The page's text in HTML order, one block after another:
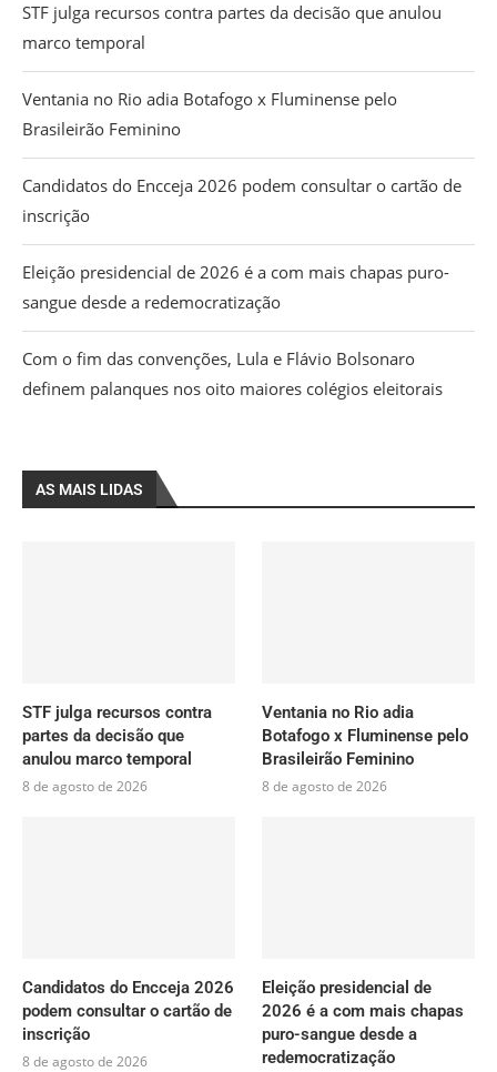
STF julga recursos contra partes da decisão que anulou
marco temporal
Ventania no Rio adia Botafogo x Fluminense pelo
Brasileirão Feminino
Candidatos do Encceja 2026 podem consultar o cartão de
inscrição
Eleição presidencial de 2026 é a com mais chapas puro-
sangue desde a redemocratização
Com o fim das convenções, Lula e Flávio Bolsonaro
definem palanques nos oito maiores colégios eleitorais
AS MAIS LIDAS
STF julga recursos contra
partes da decisão que
anulou marco temporal
8 de agosto de 2026
Ventania no Rio adia
Botafogo x Fluminense pelo
Brasileirão Feminino
8 de agosto de 2026
Candidatos do Encceja 2026
podem consultar o cartão de
inscrição
8 de agosto de 2026
Eleição presidencial de
2026 é a com mais chapas
puro-sangue desde a
redemocratização